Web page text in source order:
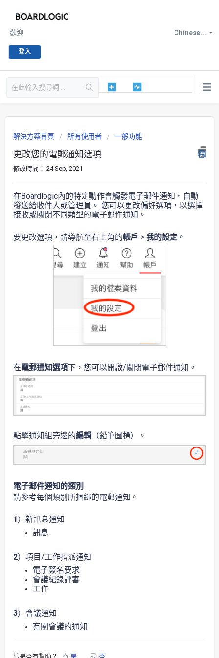
Chinese...
歡迎
登入
解決方案首頁 所有使用者 一般功能
更改您的電郵通知選項
修改時間： 24 Sep, 2021
在Boardlogic內的特定動作會觸發電子郵件通知，自動
發送給收件人或管理員。 您可以更改偏好選項，以選擇
接收或關閉不同類型的電子郵件通知。
要更改選項，請導航至右上角的帳戶 > 我的設定 。
在電郵通知選項下，您可以開啟/關閉電子郵件通知。
點擊通知組旁邊的編輯 （鉛筆圖標）。
電子郵件通知的類別
請參考每個類別所捆綁的電郵通知。
1） 新訊息通知
訊息
2）項目/工作指派通知
電子簽名要求
會議紀錄評審
工作
3）會議通知
有關會議的通知
這是否有幫助？ 是 否